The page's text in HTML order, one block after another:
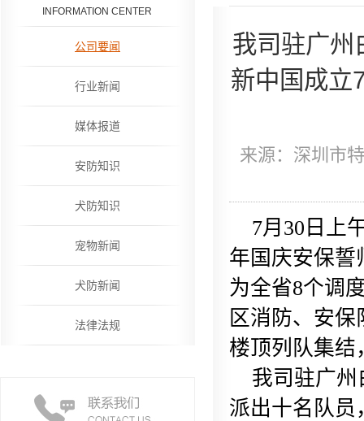
INFORMATION CENTER
公司要闻
行业新闻
媒体报道
安防知识
犬防知识
宠物新闻
犬防新闻
法律法规
我司驻广州
新中国成立
来源：深圳市
7月30日上
年国庆安保誓
为全省8个调
区消防、安
楼顶列队集结
我司驻广州
派出十名队员